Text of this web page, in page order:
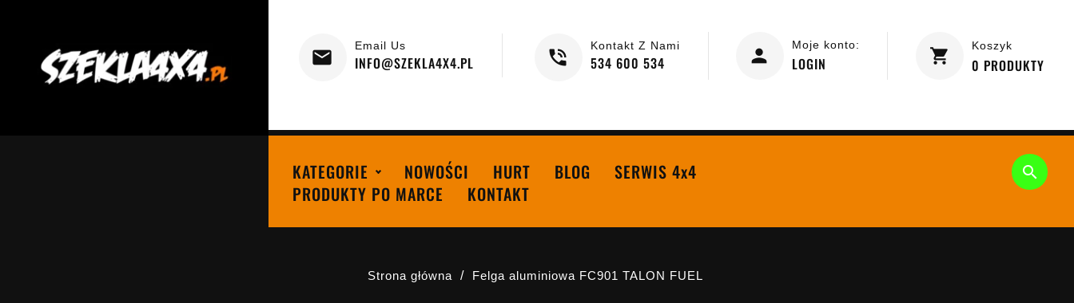
Koszyk
0 PRODUKTY
Moje konto:
LOGIN
Kontakt Z Nami
534 600 534
Email Us
INFO@SZEKLA4X4.PL
KATEGORIE NOWOŚCI HURT BLOG
SERWIS 4x4
PRODUKTY PO MARCE
KONTAKT

Strona główna Felga aluminiowa FC901 TALON FUEL